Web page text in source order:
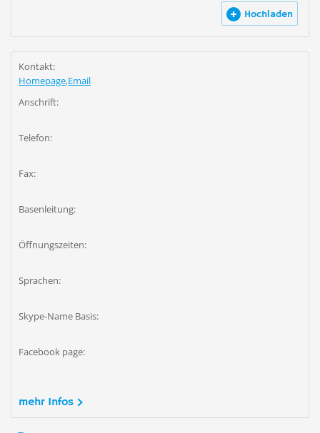
Hochladen
Kontakt:
Homepage,Email
Anschrift:
Telefon:
Fax:
Basenleitung:
Öffnungszeiten:
Sprachen:
Skype-Name Basis:
Facebook page:
mehr Infos